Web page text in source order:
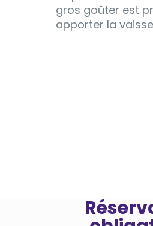
gros goûter est
apporter la